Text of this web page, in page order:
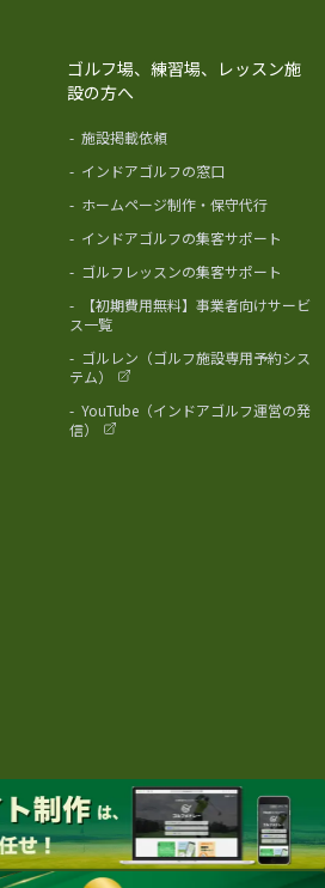
ゴルフ場、練習場、レッスン施
設の方へ
- 施設掲載依頼
- インドアゴルフの窓口
- ホームページ制作・保守代行
- インドアゴルフの集客サポート
- ゴルフレッスンの集客サポート
-
【初期費用無料】事業者向けサービ
ス一覧
- ゴルレン（ゴルフ施設専用予約シス
テム）
- YouTube（インドアゴルフ運営の発
信）